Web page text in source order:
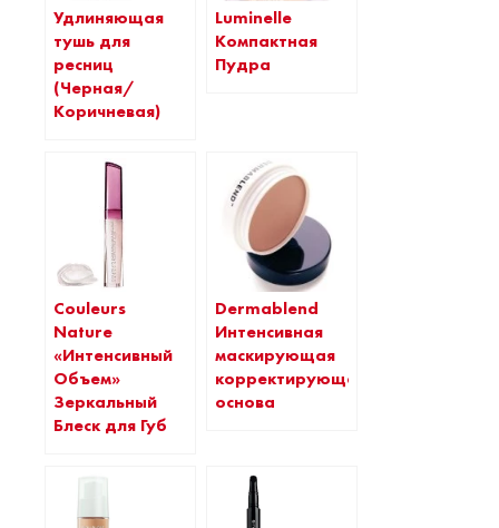
Удлиняющая
тушь для
ресниц
(Черная/
Коричневая)
Luminelle
Компактная
Пудра
Couleurs
Nature
«Интенсивный
Объем»
Зеркальный
Блеск для Губ
Dermablend
Интенсивная
маскирующая
корректирующая
основа